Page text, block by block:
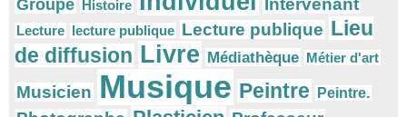
Groupe Histoire Intervenant
Lecture lecture publique Lecture publique Lieu
de diffusion Livre Médiathèque Métier d'art
Musicien Musique Peintre Peintre.